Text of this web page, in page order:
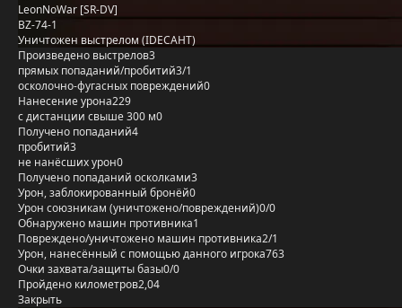
LeonNoWar [SR-DV]
BZ-74-1
Уничтожен выстрелом (IDECAHT)
Произведено выстрелов3
прямых попаданий/пробитий3/1
осколочно-фугасных повреждений0
Нанесение урона229
с дистанции свыше 300 м0
Получено попаданий4
пробитий3
не нанёсших урон0
Получено попаданий осколками3
Урон, заблокированный бронёй0
Урон союзникам (уничтожено/повреждений)0/0
Обнаружено машин противника1
Повреждено/уничтожено машин противника2/1
Урон, нанесённый с помощью данного игрока763
Очки захвата/защиты базы0/0
Пройдено километров2,04
Закрыть